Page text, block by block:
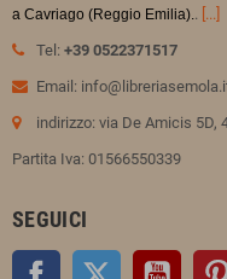
a Cavriago (Reggio Emilia).. [...]
Tel: +39 0522371517
Email:
indirizzo: via De Amicis 5D,
Partita Iva: 01566550339
SEGUICI
Facebook Twitter